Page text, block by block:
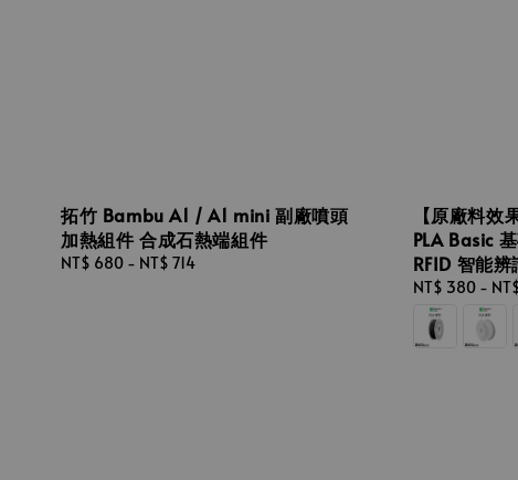
拓竹 Bambu A1 / A1 mini 副廠噴頭
加熱組件 合成石熱端組件
Regular
NT$ 680 - NT$ 714
【原廠料
PLA Basic
RFID 智能辨
Regular
price
NT$ 380-